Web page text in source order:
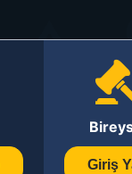
Giriş